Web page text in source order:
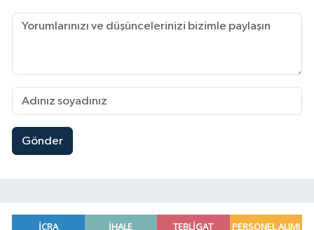
Gönder